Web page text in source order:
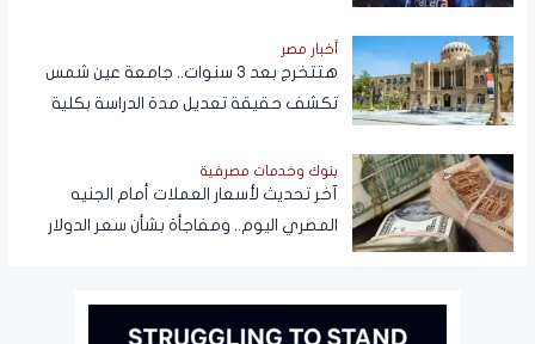
أخبار مصر
هتتخرج بعد 3 سنوات.. جامعة عين شمس
تكشف حقيقة تعديل مدة الدراسة بكلية
بنوك وخدمات مصرفية
آخر تحديث لأسعار العملات أمام الجنيه
المصري اليوم.. ومفاجأة بشأن سعر الدولار